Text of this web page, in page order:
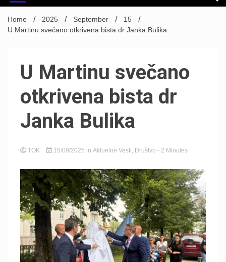
Home 2025 September
15
U Martinu svečano otkrivena bista dr Janka Bulika
U Martinu svečano
otkrivena bista dr
Janka Bulika
TOK 15/09/2025 in Aktuelne Vesti, Društvo - 2 Minutes